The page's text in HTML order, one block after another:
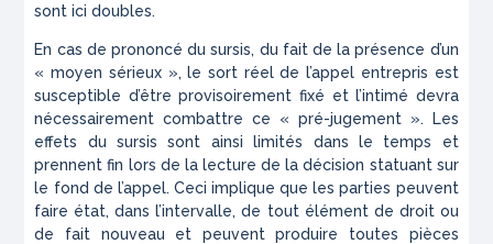
sont ici doubles.
En cas de prononcé du sursis, du fait de la présence d’un
« moyen sérieux », le sort réel de l’appel entrepris est
susceptible d’être provisoirement fixé et l’intimé devra
nécessairement combattre ce « pré-jugement ». Les
effets du sursis sont ainsi limités dans le temps et
prennent fin lors de la lecture de la décision statuant sur
le fond de l’appel. Ceci implique que les parties peuvent
faire état, dans l’intervalle, de tout élément de droit ou
de fait nouveau et peuvent produire toutes pièces